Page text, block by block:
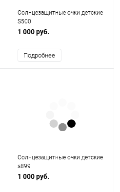
Солнцезащитные очки детские
S500
1 000 руб.
Подробнее
Солнцезащитные очки детские
s899
1 000 руб.